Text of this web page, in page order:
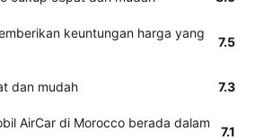
keuntungan harga yang
7.5
dan mudah 7.3
AirCar di Morocco berada dalam
7.1